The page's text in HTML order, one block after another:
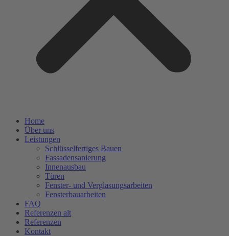
Home
Über uns
Leistungen
Schlüsselfertiges Bauen
Fassadensanierung
Innenausbau
Türen
Fenster- und Verglasungsarbeiten
Fensterbauarbeiten
FAQ
Referenzen alt
Referenzen
Kontakt